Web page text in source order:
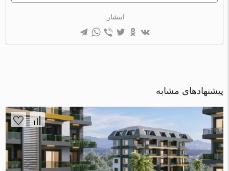
انتشار:
پیشنهادهای مشابه